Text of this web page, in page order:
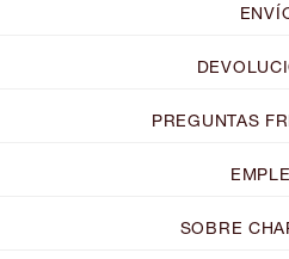
PREGUNTAS
SOBRE